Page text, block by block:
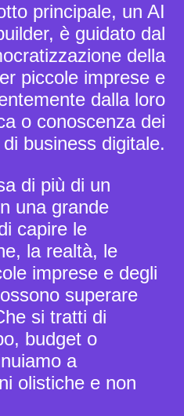
principale, un AI
è guidato dal
della
piccole imprese e
dalla loro
o conoscenza dei
business digitale.
di più di un
una grande
capire le
la realtà, le
imprese e degli
superare
si tratti di
budget o
a
olistiche e non